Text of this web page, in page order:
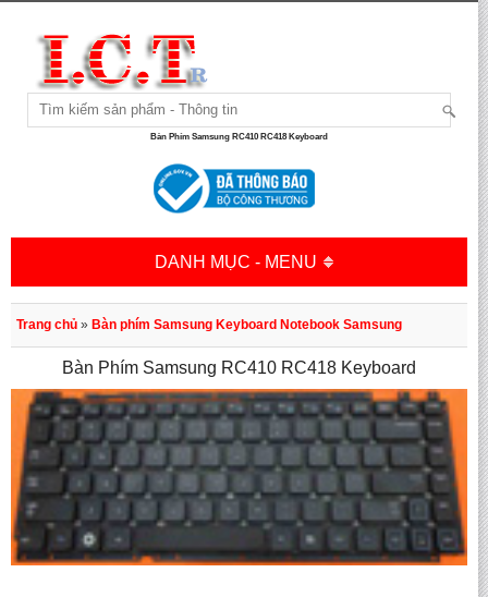
Bàn Phím Samsung RC410 RC418 Keyboard
DANH MỤC - MENU
Trang chủ » Bàn phím Samsung Keyboard Notebook Samsung
Bàn Phím Samsung RC410 RC418 Keyboard